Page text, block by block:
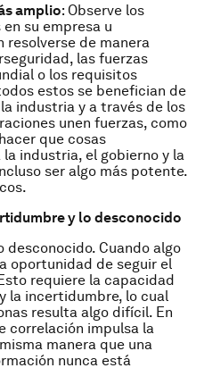
amplio: Observe los
su empresa u
resolverse de manera
las fuerzas
o los requisitos
estos se benefician de
industria y a través de los
unen fuerzas, como
que cosas
industria, el gobierno y la
ser algo más potente.
y lo desconocido
Cuando algo
oportunidad de seguir el
requiere la capacidad
la incertidumbre, lo cual
resulta algo difícil. En
correlación impulsa la
manera que una
nunca está